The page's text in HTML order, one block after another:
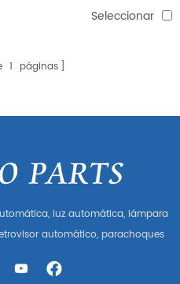
Seleccionar
1 páginas
luz automática, lámpara
automático, parachoques
etc. y accesorios de